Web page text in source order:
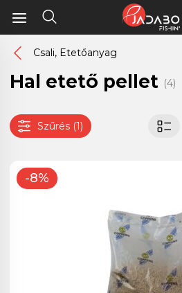
Csali, Etetőanyag
Hal etető pellet (4)
Szűrés (1)
-8%